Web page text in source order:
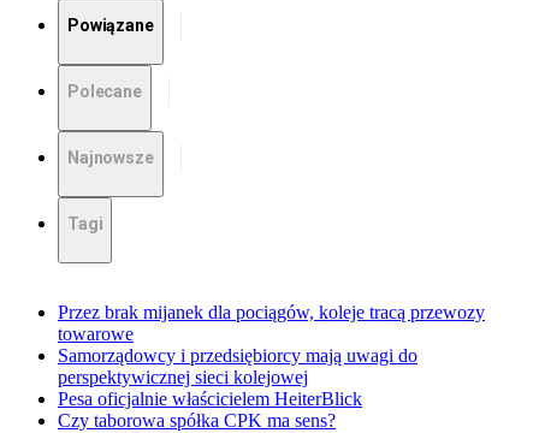
Powiązane
Polecane
Najnowsze
Tagi
Przez brak mijanek dla pociągów, koleje tracą przewozy
towarowe
Samorządowcy i przedsiębiorcy mają uwagi do
perspektywicznej sieci kolejowej
Pesa oficjalnie właścicielem HeiterBlick
Czy taborowa spółka CPK ma sens?